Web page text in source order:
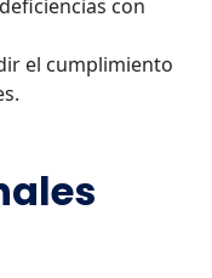
con
el cumplimiento